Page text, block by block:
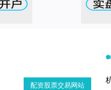
配资股票交易网站